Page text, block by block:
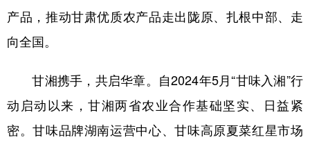
产品，推动甘肃优质农产品走出陇原、扎根中部、走
向全国。
甘湘携手，共启华章。自2024年5月“甘味入湘”行
动启动以来，甘湘两省农业合作基础坚实、日益紧
密。甘味品牌湖南运营中心、甘味高原夏菜红星市场